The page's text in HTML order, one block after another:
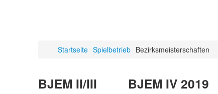
Startseite Spielbetrieb Bezirksmeisterschaften
BJEM II/III
BJEM IV 2019